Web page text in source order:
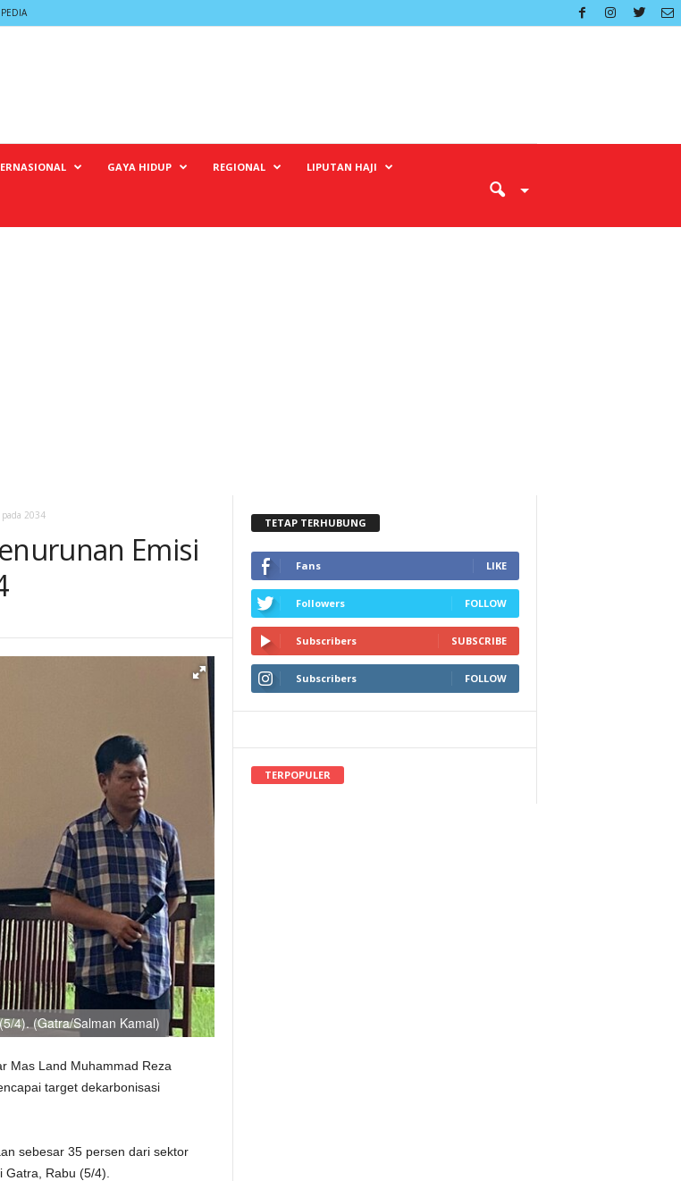
GAYA HIDUP REGIONAL LIPUTAN HAJI
2034
Emisi
4). (Gatra/Salman Kamal)
Mas Land Muhammad Reza
target dekarbonisasi
sebesar 35 persen dari sektor
Rabu (5/4).
TETAP TERHUBUNG
Fans LIKE
Followers FOLLOW
Subscribers SUBSCRIBE
Subscribers FOLLOW